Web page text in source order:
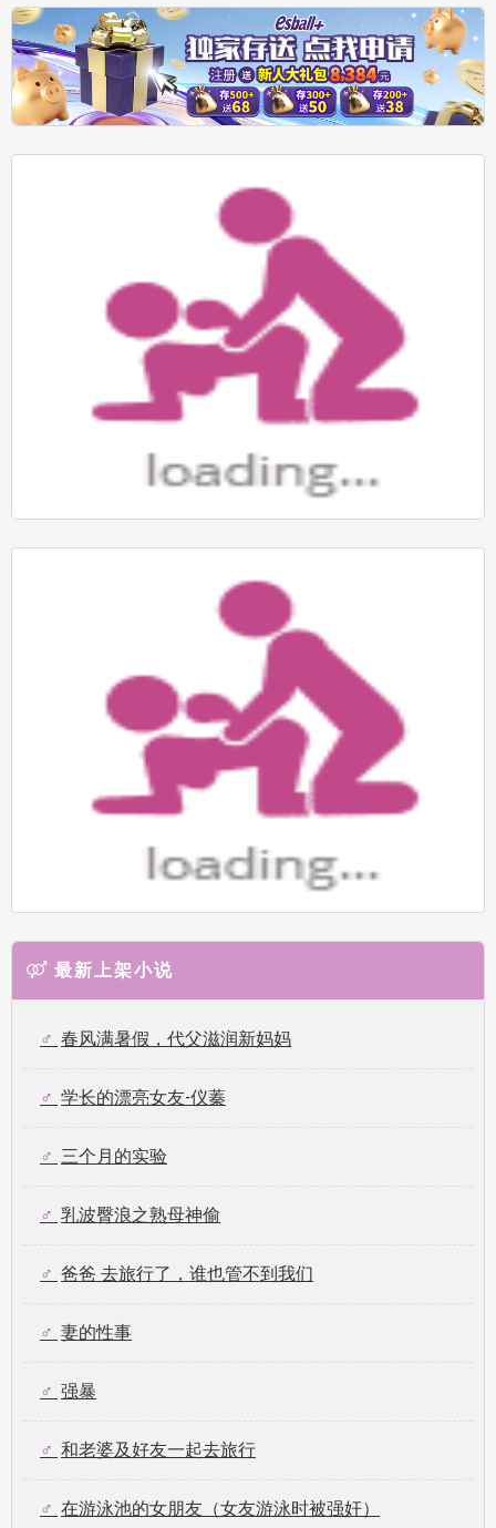
最新上架小说
春风满暑假，代父滋润新妈妈
学长的漂亮女友-仪蓁
三个月的实验
乳波臀浪之熟母神偷
爸爸 去旅行了，谁也管不到我们
妻的性事
强暴
和老婆及好友一起去旅行
在游泳池的女朋友（女友游泳时被强奸）